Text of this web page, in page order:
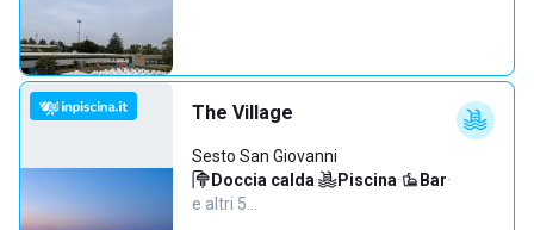
The Village
Sesto San Giovanni
Doccia calda· Piscina· Bar·
e altri 5…